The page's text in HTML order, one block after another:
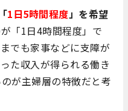
1日5時間程度」を希望
「1日4時間程度」で
でも家事などに支障が
た収入が得られる働き
が主婦層の特徴だと考